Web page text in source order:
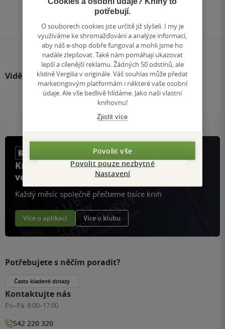
na
stránku
Viděli jste
Knihy, recenze a klubové výhody
ve vaší kapse a naší appce KDčko
Každý měsíc společně přečteme tisíce knih
Více o aplikaci Více o klubu
Potřebujete s něčím poradit?
Často kladené dotazy
Kontaktujte nás
Po–Pá: 8:00–17:00
542 220 320
potřebují.
O souborech cookies jste určitě již slyšeli. I my je
využíváme ke shromažďování a analýze informací,
aby náš e-shop dobře fungoval a mohli jsme ho
nadále zlepšovat. Také nám pomáhají ukazovat
lepší a cílenější reklamu. Žádných 50 odstínů, ale
klidně Vergilia v originále. Váš souhlas může předat
marketingovým platformám i některé vaše osobní
údaje. Ale vše bedlivě hlídáme. Jako naši vlastní
knihovnu!
Zjistit více
Povolit vše
Povolit pouze nezbytné
Nastavení